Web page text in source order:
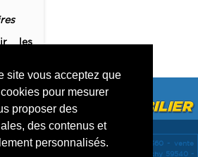
site vous acceptez que
pour mesurer
proposer des
des contenus et
personnalisés.
les
-vente Maisons Le cateau cambresis 59360 - vente
vente Maisons Inchy 59540 -